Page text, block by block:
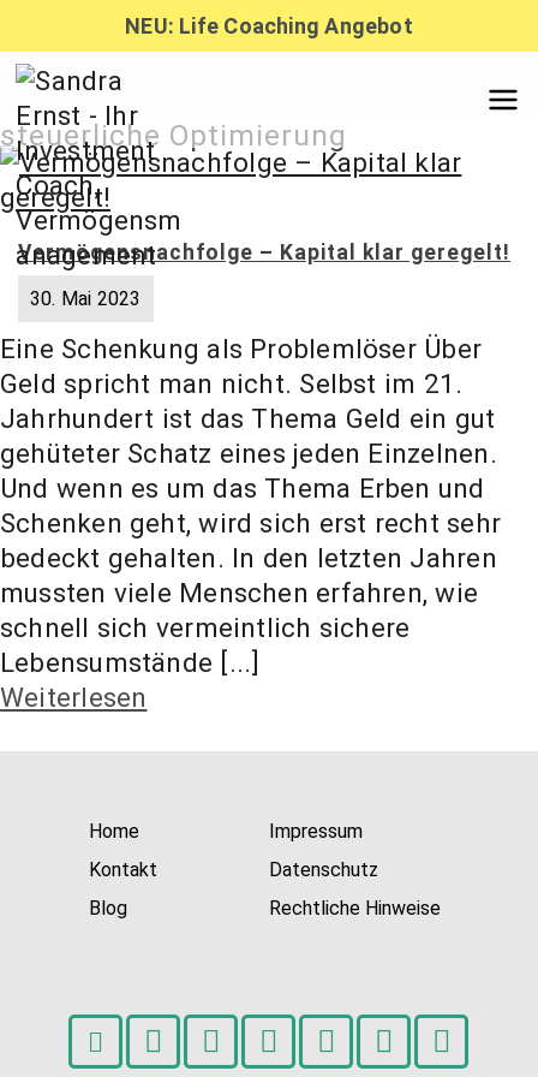
Inhalt
springen
NEU: Life Coaching Angebot
Sandra
Ernst –
Finanzber
atung,
Investmen
t Coach,
Anlageber
atung
steuerliche Optimierung
Vermögensnachfolge – Kapital klar geregelt!
30. Mai 2023
Eine Schenkung als Problemlöser Über
Geld spricht man nicht. Selbst im 21.
Jahrhundert ist das Thema Geld ein gut
gehüteter Schatz eines jeden Einzelnen.
Und wenn es um das Thema Erben und
Schenken geht, wird sich erst recht sehr
bedeckt gehalten. In den letzten Jahren
mussten viele Menschen erfahren, wie
schnell sich vermeintlich sichere
Lebensumstände [...]
Weiterlesen
Home
Kontakt
Blog
Impressum
Datenschutz
Rechtliche Hinweise